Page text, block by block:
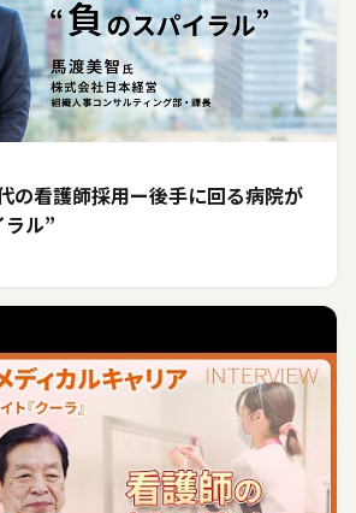
の看護師採用ー後手に回る病院が
ル”